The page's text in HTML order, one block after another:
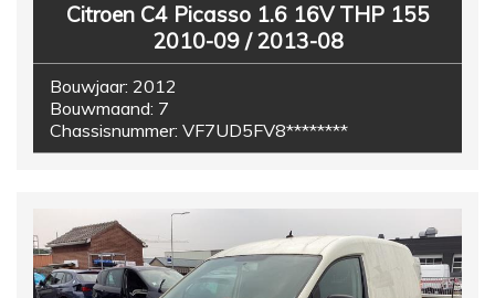
Citroen C4 Picasso 1.6 16V THP 155
2010-09 / 2013-08
Bouwjaar: 2012
Bouwmaand: 7
Chassisnummer: VF7UD5FV8********